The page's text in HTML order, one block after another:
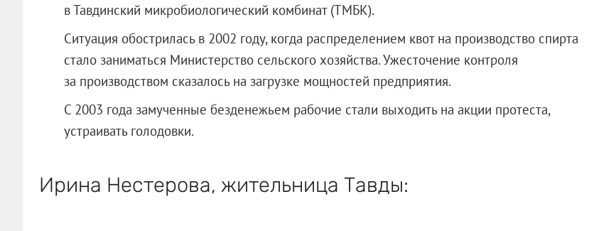
в Тавдинский микробиологический комбинат (ТМБК).
Ситуация обострилась в 2002 году, когда распределением квот на производство спирта
стало заниматься Министерство сельского хозяйства. Ужесточение контроля
за производством сказалось на загрузке мощностей предприятия.
С 2003 года замученные безденежьем рабочие стали выходить на акции протеста,
устраивать голодовки.
Ирина Нестерова, жительница Тавды: